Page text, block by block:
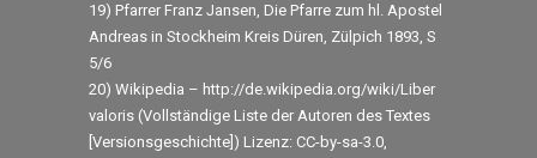
19) Pfarrer Franz Jansen, Die Pfarre zum hl. Apostel
Andreas in Stockheim Kreis Düren, Zülpich 1893, S
5/6
20) Wikipedia – http://de.wikipedia.org/wiki/Liber
valoris (Vollständige Liste der Autoren des Textes
[Versionsgeschichte]) Lizenz: CC-by-sa-3.0,